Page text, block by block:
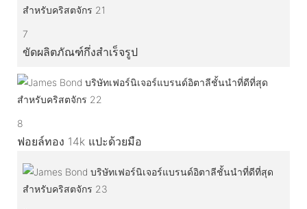
7
ขัดผลิตภัณฑ์กึ่งสำเร็จรูป
8
ฟอยล์ทอง 14k แปะด้วยมือ